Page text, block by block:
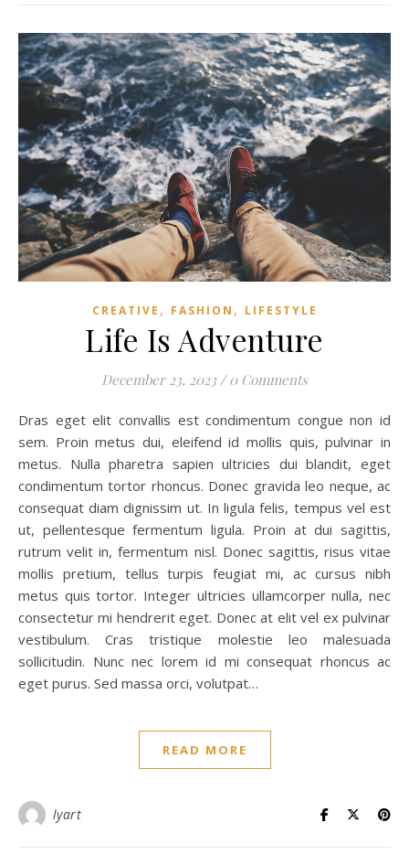
CREATIVE , FASHION , LIFESTYLE
Life Is Adventure
December 23, 2023 / 0 Comments
Dras eget elit convallis est condimentum congue non id
sem. Proin metus dui, eleifend id mollis quis, pulvinar in
metus. Nulla pharetra sapien ultricies dui blandit, eget
condimentum tortor rhoncus. Donec gravida leo neque, ac
consequat diam dignissim ut. In ligula felis, tempus vel est
ut, pellentesque fermentum ligula. Proin at dui sagittis,
rutrum velit in, fermentum nisl. Donec sagittis, risus vitae
mollis pretium, tellus turpis feugiat mi, ac cursus nibh
metus quis tortor. Integer ultricies ullamcorper nulla, nec
consectetur mi hendrerit eget. Donec at elit vel ex pulvinar
vestibulum. Cras tristique molestie leo malesuada
sollicitudin. Nunc nec lorem id mi consequat rhoncus ac
eget purus. Sed massa orci, volutpat…
READ MORE
lyart